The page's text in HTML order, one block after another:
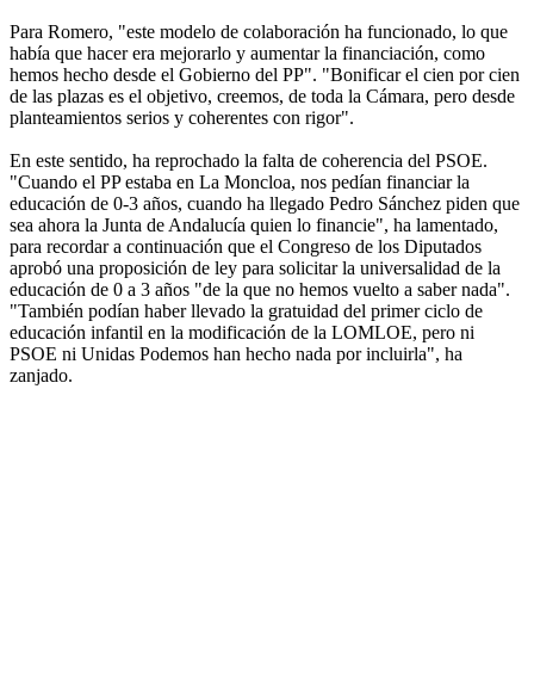
Para Romero, "este modelo de colaboración ha funcionado, lo que
había que hacer era mejorarlo y aumentar la financiación, como
hemos hecho desde el Gobierno del PP". "Bonificar el cien por cien
de las plazas es el objetivo, creemos, de toda la Cámara, pero desde
planteamientos serios y coherentes con rigor".
En este sentido, ha reprochado la falta de coherencia del PSOE.
"Cuando el PP estaba en La Moncloa, nos pedían financiar la
educación de 0-3 años, cuando ha llegado Pedro Sánchez piden que
sea ahora la Junta de Andalucía quien lo financie", ha lamentado,
para recordar a continuación que el Congreso de los Diputados
aprobó una proposición de ley para solicitar la universalidad de la
educación de 0 a 3 años "de la que no hemos vuelto a saber nada".
"También podían haber llevado la gratuidad del primer ciclo de
educación infantil en la modificación de la LOMLOE, pero ni
PSOE ni Unidas Podemos han hecho nada por incluirla", ha
zanjado.